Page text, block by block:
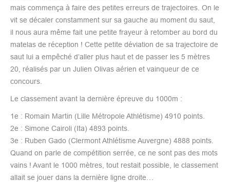
mais commença à faire des petites erreurs de trajectoires. On le
vit se décaler constamment sur sa gauche au moment du saut,
il nous aura même fait une petite frayeur à retomber au bord du
matelas de réception ! Cette petite déviation de sa trajectoire de
saut lui a empêché d’aller plus haut et de passer les 5 mètres
20, réalisés par un Julien Olivas aérien et vainqueur de ce
concours.
Le classement avant la dernière épreuve du 1000m :
1e : Romain Martin (Lille Métropole Athlétisme) 4910 points.
2e : Simone Cairoli (Ita) 4893 points.
3e : Ruben Gado (Clermont Athlétisme Auvergne) 4888 points.
Quand on parle de compétition serrée, ce ne sont pas des mots
vains ! Avant le 1000 mètres, tout restait possible, le classement
allait se jouer dans la dernière ligne droite…